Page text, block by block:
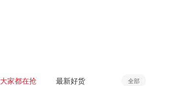
大家都在抢 最新好货 全部